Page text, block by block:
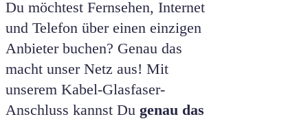
Du möchtest Fernsehen, Internet
und Telefon über einen einzigen
Anbieter buchen? Genau das
macht unser Netz aus! Mit
unserem Kabel-Glasfaser-
Anschluss kannst Du genau das